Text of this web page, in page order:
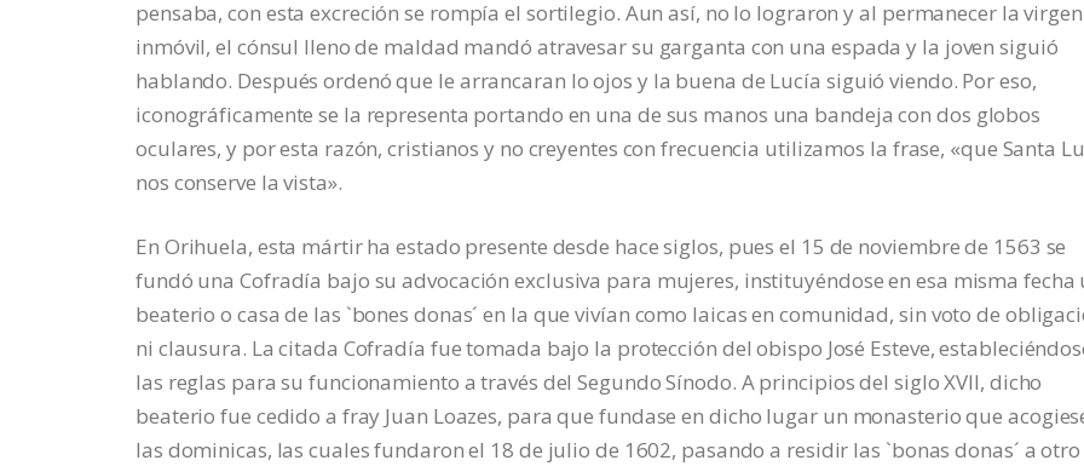
pensaba, con esta excreción se rompía el sortilegio. Aun así, no lo lograron y al permanecer la virgen
inmóvil, el cónsul lleno de maldad mandó atravesar su garganta con una espada y la joven siguió
hablando. Después ordenó que le arrancaran lo ojos y la buena de Lucía siguió viendo. Por eso,
iconográficamente se la representa portando en una de sus manos una bandeja con dos globos
oculares, y por esta razón, cristianos y no creyentes con frecuencia utilizamos la frase, «que Santa
nos conserve la vista».
En Orihuela, esta mártir ha estado presente desde hace siglos, pues el 15 de noviembre de 1563 se
fundó una Cofradía bajo su advocación exclusiva para mujeres, instituyéndose en esa misma fecha
beaterio o casa de las `bones donas´ en la que vivían como laicas en comunidad, sin voto de
ni clausura. La citada Cofradía fue tomada bajo la protección del obispo José Esteve,
las reglas para su funcionamiento a través del Segundo Sínodo. A principios del siglo XVII, dicho
beaterio fue cedido a fray Juan Loazes, para que fundase en dicho lugar un monasterio que
las dominicas, las cuales fundaron el 18 de julio de 1602, pasando a residir las `bonas donas´ a otro